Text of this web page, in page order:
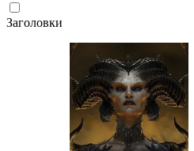
Заголовки